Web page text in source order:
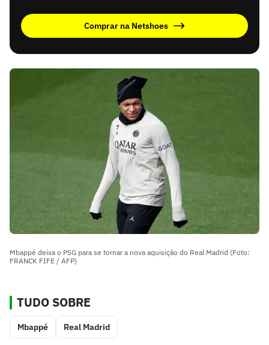
Comprar na Netshoes
Mbappé deixa o PSG para se tornar a nova aquisição do Real Madrid (Foto:
FRANCK FIFE / AFP)
TUDO SOBRE
Mbappé Real Madrid